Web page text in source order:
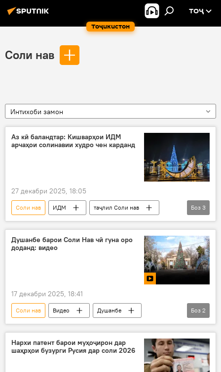
Тоҷикистон
ТОҶ
Соли нав
Интихоби замон
Аз кӣ баландтар: Кишварҳои ИДМ
арчаҳои солинавии худро чен карданд
27 декабри 2025, 18:05
Соли нав ИДМ
таҷлил Соли нав
ороиши арча
Иҷтимоъ
Дар Тоҷикистон
Боз 3
Душанбе барои Соли Нав чӣ гуна оро
доданд: видео
17 декабри 2025, 18:41
Соли нав Видео
Душанбе
Дар Тоҷикистон
ороиши арча
Боз 2
Нархи патент барои муҳоҷирон дар
шаҳрҳои бузурги Русия дар соли 2026